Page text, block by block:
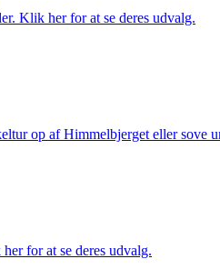
Klik her for at se deres udvalg.
op af Himmelbjerget eller sove
for at se deres udvalg.